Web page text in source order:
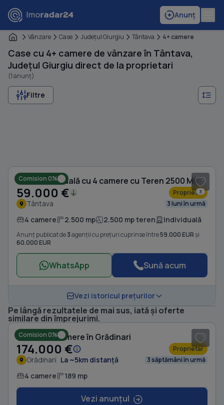
Anunț
Vânzare Case Judeţul Giurgiu Tântava 4+ camere
Case cu 4+ camere de vânzare în Tântava,
Județul Giurgiu direct de la proprietari
(1 anunț)
Filtre
3
Comision 0% Casă individuală cu 4 camere cu Teren 2500 Mp în Tântava
59.000 € Proprietar
Tântava 3 luni în urmă
4 camere 2.500 mp 2.500 mp teren Individuală
Anunț publicat de3agenții cu prețuri cuprinse între59.000 EURși
60.000 EUR
WhatsApp Sună acum
Vezi istoricul prețurilor
Pe lângă rezultatele de mai sus, iată și oferte
similare din împrejurimi.
Comision 0%
Casă cu 4 camere în Grădinari
174.000 € Proprietar
Grădinari La ~5km distanță 3 săptămâni în urmă
4 camere 189 mp
Vezi anunțul